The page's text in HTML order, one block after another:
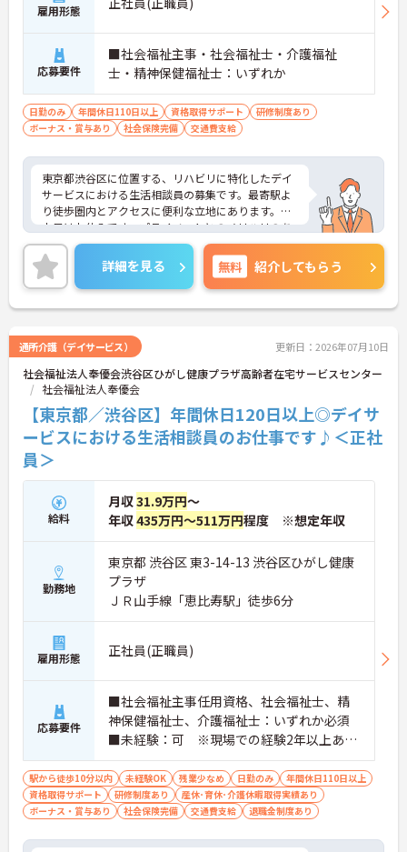
雇用形態
応募要件
■社会福祉主事・社会福祉士・介護福祉
士・精神保健福祉士：いずれか
日勤のみ 年間休日110日以上 資格取得サポート
研修制度あり
ボーナス・賞与あり
社会保険完備 交通費支給
東京都渋谷区に位置する、リハビリに特化したデイ
サービスにおける生活相談員の募集です。最寄駅よ
り徒歩圏内とアクセスに便利な立地にあります。
土日はお休みです。プライベートとのメリハリのあ
る働き方が可能です。ご利用者に寄り添ってサービ
スの提供を行っていただける方を募集しています。
ご興味のある方には、面接対策ポイントなど、さら
に詳細をご案内しますのでお気軽にご相談くださ
い！
詳細を見る 無料 紹介してもらう
通所介護（デイサービス） 更新日：2026年07月10日
社会福祉法人奉優会渋谷区ひがし健康プラザ高齢者在宅サービスセンター
社会福祉法人奉優会
【東京都／渋谷区】年間休日120日以上◎デイサ
ービスにおける生活相談員のお仕事です♪＜正社
員＞
給料
月収31.9万円～
年収435万円～511万円程度 ※想定年収
勤務地
東京都 渋谷区 東3-14-13 渋谷区ひがし健康
プラザ
ＪＲ山手線「恵比寿駅」徒歩6分
雇用形態 正社員(正職員)
応募要件
■社会福祉主事任用資格、社会福祉士、精
神保健福祉士、介護福祉士：いずれか必須
■未経験：可 ※現場での経験2年以上あれ
ば尚可 ※PCスキル：必須
駅から徒歩10分以内 未経験OK 残業少なめ 日勤のみ
年間休日110日以上
資格取得サポート
研修制度あり
産休･育休･介護休暇取得実績あり
ボーナス・賞与あり
社会保険完備 交通費支給 退職金制度あり